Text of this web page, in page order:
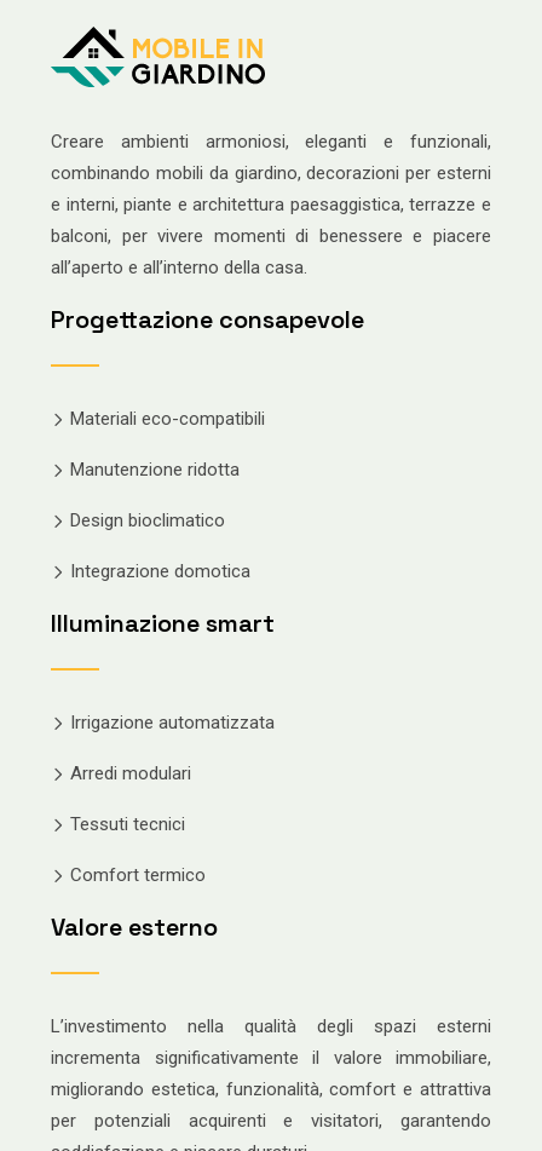
Creare ambienti armoniosi, eleganti e funzionali,
combinando mobili da giardino, decorazioni per esterni
e interni, piante e architettura paesaggistica, terrazze e
balconi, per vivere momenti di benessere e piacere
all’aperto e all’interno della casa.
Progettazione consapevole
Materiali eco-compatibili
Manutenzione ridotta
Design bioclimatico
Integrazione domotica
Illuminazione smart
Irrigazione automatizzata
Arredi modulari
Tessuti tecnici
Comfort termico
Valore esterno
L’investimento nella qualità degli spazi esterni
incrementa significativamente il valore immobiliare,
migliorando estetica, funzionalità, comfort e attrattiva
per potenziali acquirenti e visitatori, garantendo